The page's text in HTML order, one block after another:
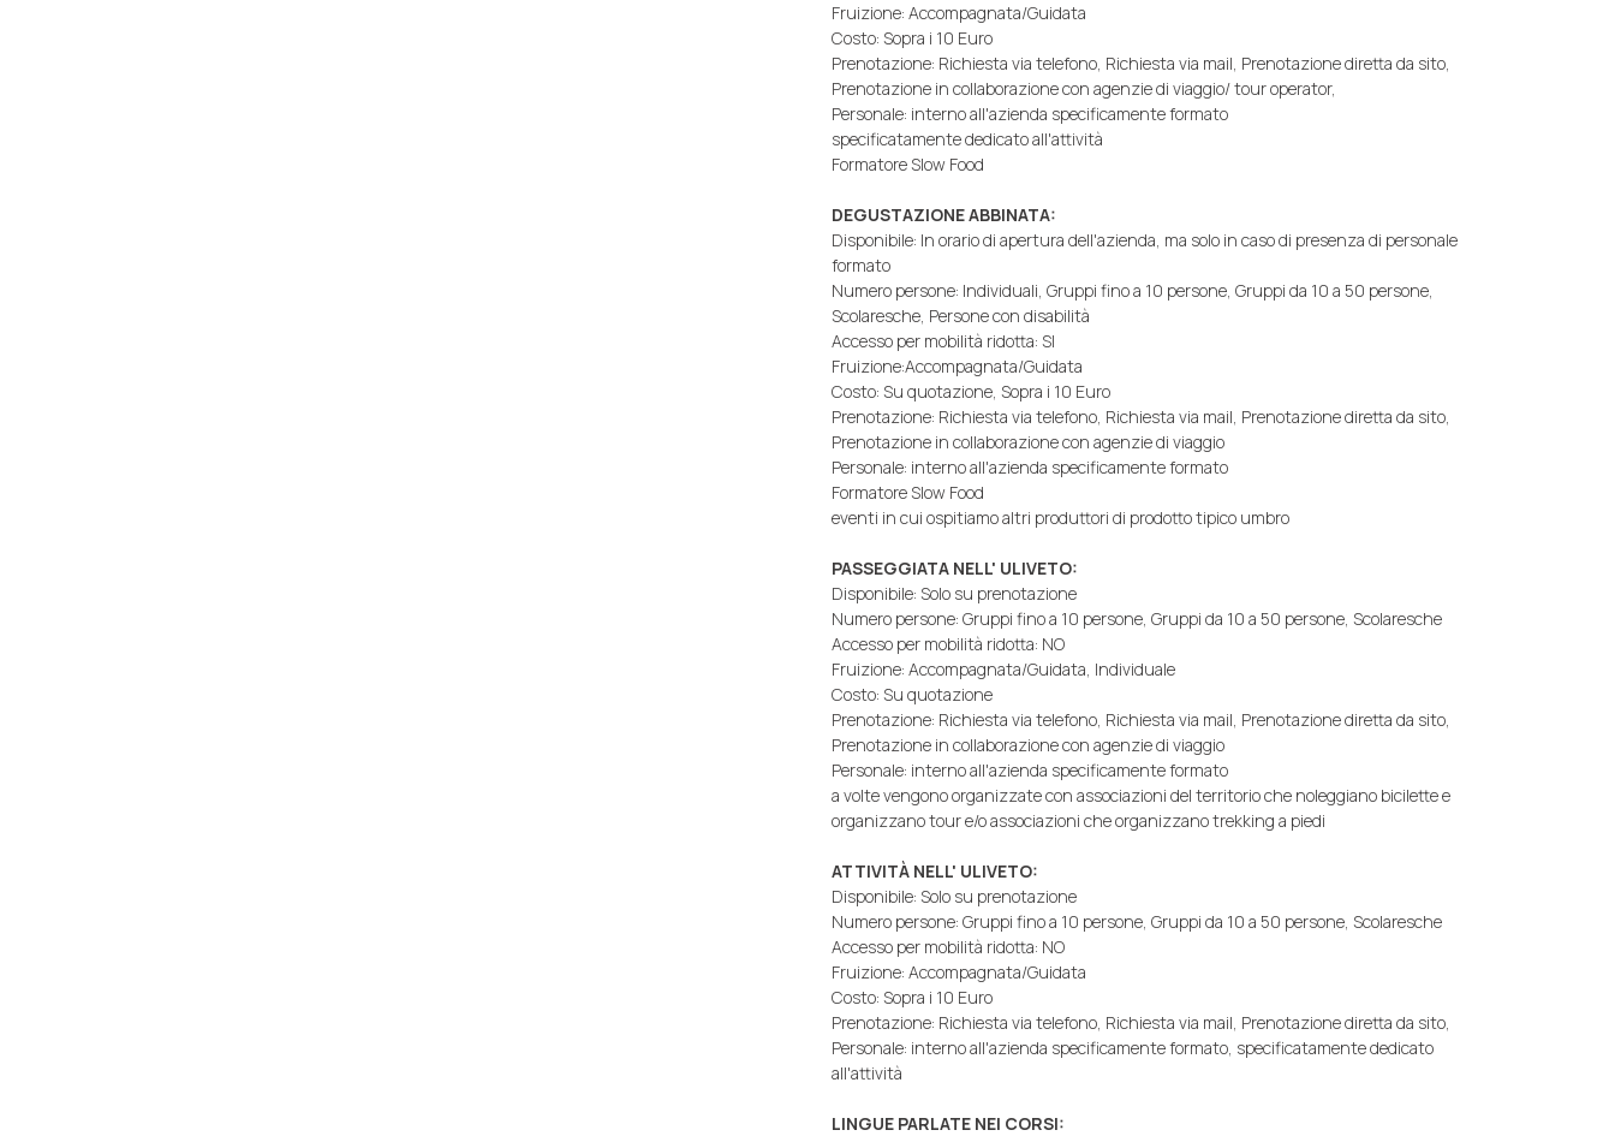
Fruizione: Accompagnata/Guidata
Costo: Sopra i 10 Euro
Prenotazione: Richiesta via telefono, Richiesta via mail, Prenotazione diretta da sito,
Prenotazione in collaborazione con agenzie di viaggio/ tour operator,
Personale: interno all'azienda specificamente formato
specificatamente dedicato all'attività
Formatore Slow Food
DEGUSTAZIONE ABBINATA:
Disponibile: In orario di apertura dell'azienda, ma solo in caso di presenza di personale
formato
Numero persone: Individuali, Gruppi fino a 10 persone, Gruppi da 10 a 50 persone,
Scolaresche, Persone con disabilità
Accesso per mobilità ridotta: SI
Fruizione:Accompagnata/Guidata
Costo: Su quotazione, Sopra i 10 Euro
Prenotazione: Richiesta via telefono, Richiesta via mail, Prenotazione diretta da sito,
Prenotazione in collaborazione con agenzie di viaggio
Personale: interno all'azienda specificamente formato
Formatore Slow Food
eventi in cui ospitiamo altri produttori di prodotto tipico umbro
PASSEGGIATA NELL' ULIVETO:
Disponibile: Solo su prenotazione
Numero persone: Gruppi fino a 10 persone, Gruppi da 10 a 50 persone, Scolaresche
Accesso per mobilità ridotta: NO
Fruizione: Accompagnata/Guidata, Individuale
Costo: Su quotazione
Prenotazione: Richiesta via telefono, Richiesta via mail, Prenotazione diretta da sito,
Prenotazione in collaborazione con agenzie di viaggio
Personale: interno all'azienda specificamente formato
a volte vengono organizzate con associazioni del territorio che noleggiano bicilette e
organizzano tour e/o associazioni che organizzano trekking a piedi
ATTIVITÀ NELL' ULIVETO:
Disponibile: Solo su prenotazione
Numero persone: Gruppi fino a 10 persone, Gruppi da 10 a 50 persone, Scolaresche
Accesso per mobilità ridotta: NO
Fruizione: Accompagnata/Guidata
Costo: Sopra i 10 Euro
Prenotazione: Richiesta via telefono, Richiesta via mail, Prenotazione diretta da sito,
Personale: interno all'azienda specificamente formato, specificatamente dedicato
all'attività
LINGUE PARLATE NEI CORSI: